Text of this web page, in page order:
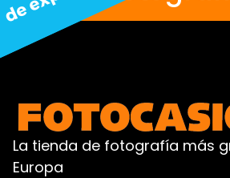
La tienda de fotografía más
Europa